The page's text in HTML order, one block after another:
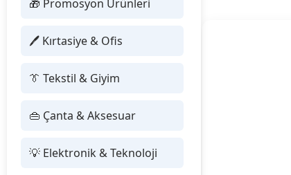
🎁 Promosyon Ürünleri
🖊 Kırtasiye & Ofis
👔 Tekstil & Giyim
👜 Çanta & Aksesuar
💡 Elektronik & Teknoloji